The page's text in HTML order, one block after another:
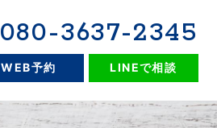
080-3637-2345
WEB予約 LINEで相談